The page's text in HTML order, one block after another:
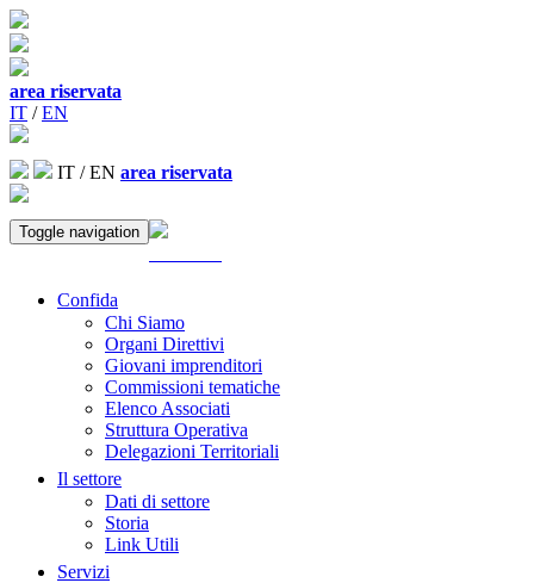
area riservata
IT /EN
IT /EN area riservata
Toggle navigation
Confida
Chi Siamo
Organi Direttivi
Giovani imprenditori
Commissioni tematiche
Elenco Associati
Struttura Operativa
Delegazioni Territoriali
Il settore
Dati di settore
Storia
Link Utili
Servizi